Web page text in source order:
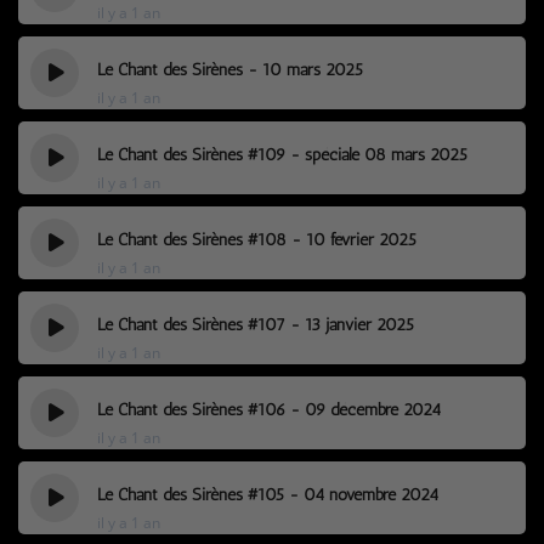
il y a 1 an
Le Chant des Sirènes - 10 mars 2025
il y a 1 an
Le Chant des Sirènes #109 - spéciale 08 mars 2025
il y a 1 an
Le Chant des Sirènes #108 - 10 février 2025
il y a 1 an
Le Chant des Sirènes #107 - 13 janvier 2025
il y a 1 an
Le Chant des Sirènes #106 - 09 décembre 2024
il y a 1 an
Le Chant des Sirènes #105 - 04 novembre 2024
il y a 1 an